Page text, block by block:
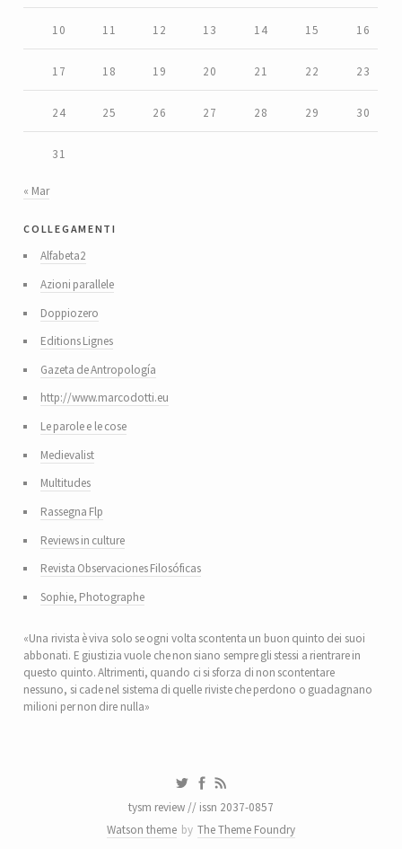
10 11 12 13 14 15 16
17 18 19 20 21 22 23
24 25 26 27 28 29 30
31
« Mar
collegamenti
Alfabeta2
Azioni parallele
Doppiozero
Editions Lignes
Gazeta de Antropología
http://www.marcodotti.eu
Le parole e le cose
Medievalist
Multitudes
Rassegna Flp
Reviews in culture
Revista Observaciones Filosóficas
Sophie, Photographe
«Una rivista è viva solo se ogni volta scontenta un buon quinto dei suoi
abbonati. E giustizia vuole che non siano sempre gli stessi a rientrare in
questo quinto. Altrimenti, quando ci si sforza di non scontentare
nessuno, si cade nel sistema di quelle riviste che perdono o guadagnano
milioni per non dire nulla»
tysm review // issn 2037-0857
Watson theme by The Theme Foundry